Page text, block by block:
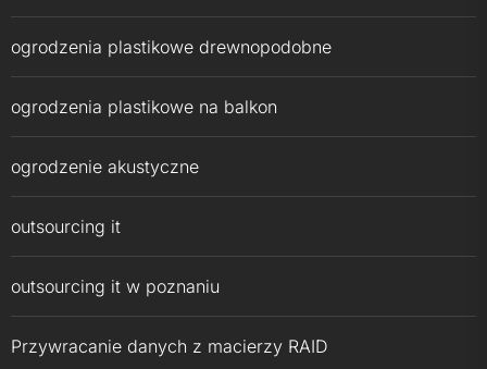
ogrodzenia plastikowe drewnopodobne
ogrodzenia plastikowe na balkon
ogrodzenie akustyczne
outsourcing it
outsourcing it w poznaniu
Przywracanie danych z macierzy RAID